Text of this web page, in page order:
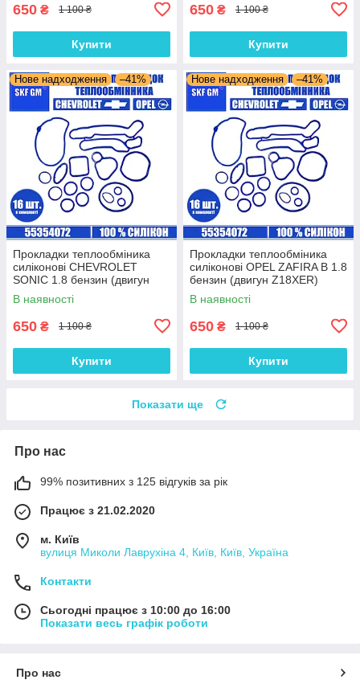
650 ₴ 1 100 ₴
Купити
650 ₴ 1 100 ₴
Купити
Нове надходження –41%
Прокладки теплообміника
силіконові CHEVROLET
SONIC 1.8 бензин (двигун
F18D4) комплект 16 шт.
В наявності
650 ₴ 1 100 ₴
Купити
Нове надходження –41%
Прокладки теплообміника
силіконові OPEL ZAFIRA B 1.8
бензин (двигун Z18XER)
комплект 16 шт.
В наявності
650 ₴ 1 100 ₴
Купити
Показати ще
Про нас
99% позитивних з 125 відгуків за рік
Працює з 21.02.2020
м. Київ
вулиця Миколи Лаврухіна 4, Київ, Київ, Україна
Контакти
Сьогодні працює з 10:00 до 16:00
Показати весь графік роботи
Про нас